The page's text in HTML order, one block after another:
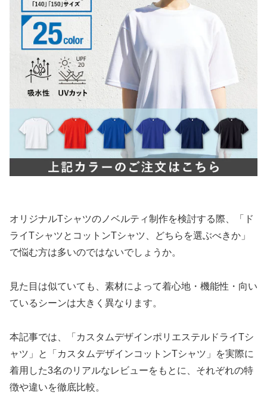
オリジナルTシャツのノベルティ制作を検討する際、「ド
ライTシャツとコットンTシャツ、どちらを選ぶべきか」
で悩む方は多いのではないでしょうか。
見た目は似ていても、素材によって着心地・機能性・向い
ているシーンは大きく異なります。
本記事では、「カスタムデザインポリエステルドライTシ
ャツ」と「カスタムデザインコットンTシャツ」を実際に
着用した3名のリアルなレビューをもとに、それぞれの特
徴や違いを徹底比較。